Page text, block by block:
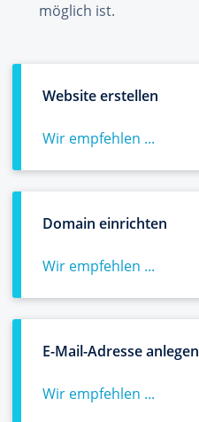
möglich ist.
Website erstellen
Wir empfehlen ...
Domain einrichten
Wir empfehlen ...
E-Mail-Adresse anlegen
Wir empfehlen ...